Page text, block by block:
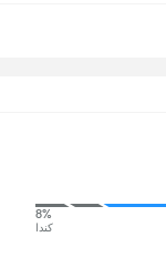
8%
كندا